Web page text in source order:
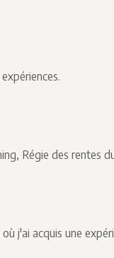
Régie des rentes
j'ai acquis une